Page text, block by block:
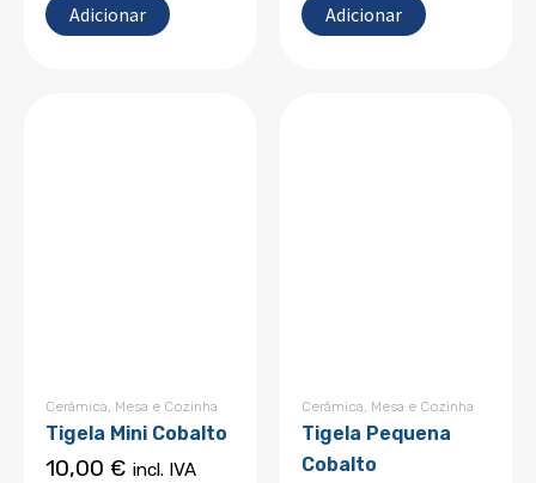
Adicionar Adicionar
Cerâmica, Mesa e Cozinha
Tigela Mini Cobalto
10,00 € incl. IVA
Cerâmica, Mesa e Cozinha
Tigela Pequena
Cobalto